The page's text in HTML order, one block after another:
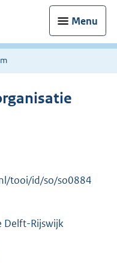
Menu
tooi/id/so/so0884
Delft-Rijswijk